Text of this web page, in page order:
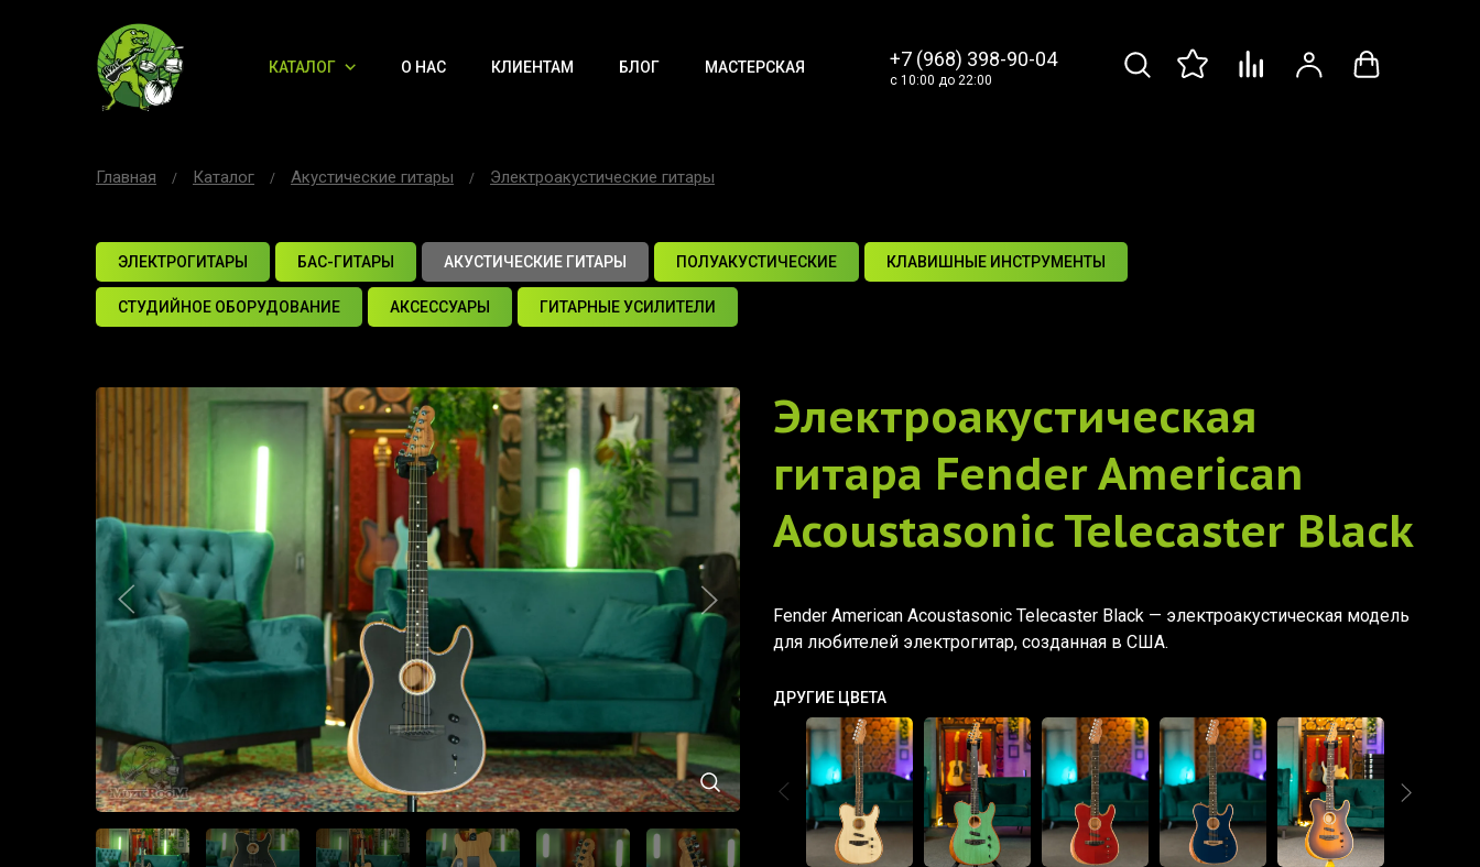
КАТАЛОГ О НАС КЛИЕНТАМ БЛОГ МАСТЕРСКАЯ +7 (968) 398-90-04
с 10:00 до 22:00
Главная Каталог Акустические гитары Электроакустические гитары
ЭЛЕКТРОГИТАРЫ БАС-ГИТАРЫ АКУСТИЧЕСКИЕ ГИТАРЫ ПОЛУАКУСТИЧЕСКИЕ КЛАВИШНЫЕ ИНСТРУМЕНТЫ
СТУДИЙНОЕ ОБОРУДОВАНИЕ АКСЕССУАРЫ ГИТАРНЫЕ УСИЛИТЕЛИ
Электроакустическая
гитара Fender American
Acoustasonic Telecaster Black
Fender American Acoustasonic Telecaster Black — электроакустическая модель
для любителей электрогитар, созданная в США.
ДРУГИЕ ЦВЕТА